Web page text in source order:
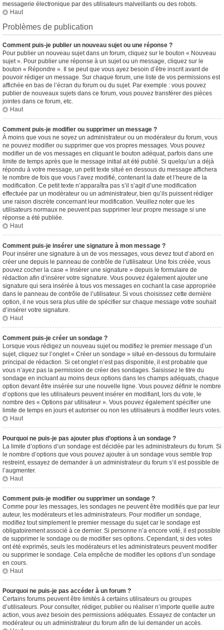
messagerie électronique par des utilisateurs malveillants ou des robots.
Haut
Problèmes de publication
Comment puis-je publier un nouveau sujet ou une réponse ?
Pour publier un nouveau sujet dans un forum, cliquez sur le bouton « Nouveau
sujet ». Pour publier une réponse à un sujet ou un message, cliquez sur le
bouton « Répondre ». Il se peut que vous ayez besoin d’être inscrit avant de
pouvoir rédiger un message. Sur chaque forum, une liste de vos permissions est
affichée en bas de l’écran du forum ou du sujet. Par exemple : vous pouvez
publier de nouveaux sujets dans ce forum, vous pouvez transférer des pièces
jointes dans ce forum, etc.
Haut
Comment puis-je modifier ou supprimer un message ?
À moins que vous ne soyez un administrateur ou un modérateur du forum, vous
ne pouvez modifier ou supprimer que vos propres messages. Vous pouvez
modifier un de vos messages en cliquant le bouton adéquat, parfois dans une
limite de temps après que le message initial ait été publié. Si quelqu’un a déjà
répondu à votre message, un petit texte situé en dessous du message affichera
le nombre de fois que vous l’avez modifié, contenant la date et l’heure de la
modification. Ce petit texte n’apparaîtra pas s’il s’agit d’une modification
effectuée par un modérateur ou un administrateur, bien qu’ils puissent rédiger
une raison discrète concernant leur modification. Veuillez noter que les
utilisateurs normaux ne peuvent pas supprimer leur propre message si une
réponse a été publiée.
Haut
Comment puis-je insérer une signature à mon message ?
Pour insérer une signature à un de vos messages, vous devez tout d’abord en
créer une depuis le panneau de contrôle de l’utilisateur. Une fois créée, vous
pouvez cocher la case « Insérer une signature » depuis le formulaire de
rédaction afin d’insérer votre signature. Vous pouvez également ajouter une
signature qui sera insérée à tous vos messages en cochant la case appropriée
dans le panneau de contrôle de l’utilisateur. Si vous choisissez cette dernière
option, il ne vous sera plus utile de spécifier sur chaque message votre souhait
d’insérer votre signature.
Haut
Comment puis-je créer un sondage ?
Lorsque vous rédigez un nouveau sujet ou modifiez le premier message d’un
sujet, cliquez sur l’onglet « Créer un sondage » situé en-dessous du formulaire
principal de rédaction. Si cet onglet n’est pas disponible, il est probable que
vous n’ayez pas la permission de créer des sondages. Saisissez le titre du
sondage en incluant au moins deux options dans les champs adéquats, chaque
option devant être insérée sur une nouvelle ligne. Vous pouvez définir le nombre
d’options que les utilisateurs peuvent insérer en modifiant, lors du vote, le
nombre des « Options par utilisateur ». Vous pouvez également spécifier une
limite de temps en jours et autoriser ou non les utilisateurs à modifier leurs votes.
Haut
Pourquoi ne puis-je pas ajouter plus d’options à un sondage ?
La limite d’options d’un sondage est décidée par les administrateurs du forum. Si
le nombre d’options que vous pouvez ajouter à un sondage vous semble trop
restreint, essayez de demander à un administrateur du forum s’il est possible de
l’augmenter.
Haut
Comment puis-je modifier ou supprimer un sondage ?
Comme pour les messages, les sondages ne peuvent être modifiés que par leur
auteur, les modérateurs et les administrateurs. Pour modifier un sondage,
modifiez tout simplement le premier message du sujet car le sondage est
obligatoirement associé à ce dernier. Si personne n’a encore voté, il est possible
de supprimer le sondage ou de modifier ses options. Cependant, si des votes
ont été exprimés, seuls les modérateurs et les administrateurs peuvent modifier
ou supprimer le sondage. Cela empêche de modifier les options d’un sondage
en cours.
Haut
Pourquoi ne puis-je pas accéder à un forum ?
Certains forums peuvent être limités à certains utilisateurs ou groupes
d’utilisateurs. Pour consulter, rédiger, publier ou réaliser n’importe quelle autre
action, vous avez besoin des permissions adéquates. Essayez de contacter un
modérateur ou un administrateur du forum afin de lui demander un accès.